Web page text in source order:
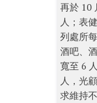
再於 10
人；表
列處所
酒吧、
寬至 6
人，光
求維持不